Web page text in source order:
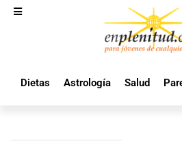
Dietas Astrología Salud